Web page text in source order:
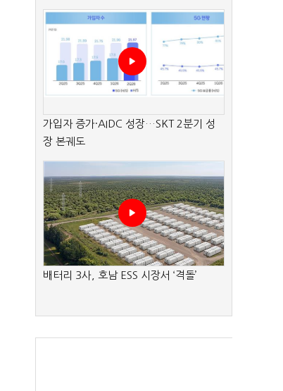
가입자 증가·AIDC 성장…SKT 2분기 성
장 본궤도
배터리 3사, 호남 ESS 시장서 ‘격돌’